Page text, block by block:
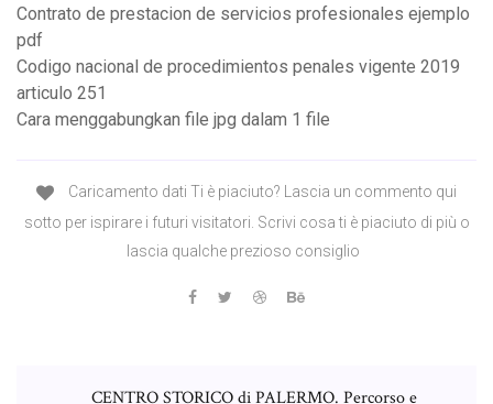
Contrato de prestacion de servicios profesionales ejemplo
pdf
Codigo nacional de procedimientos penales vigente 2019
articulo 251
Cara menggabungkan file jpg dalam 1 file
Caricamento dati Ti è piaciuto? Lascia un commento qui
sotto per ispirare i futuri visitatori. Scrivi cosa ti è piaciuto di più o
lascia qualche prezioso consiglio
CENTRO STORICO di PALERMO. Percorso e